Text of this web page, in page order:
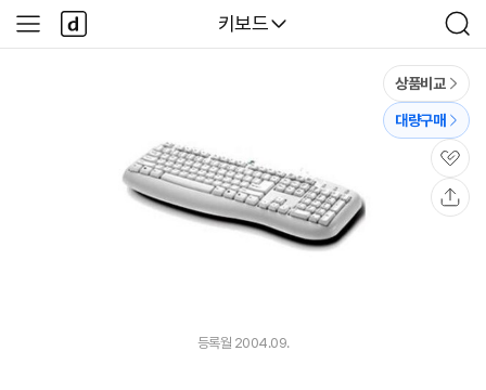
다나와
키보드
검
색
사
이
다
나
와
상품비교
대량구매
관
심
등록월 2004.09.